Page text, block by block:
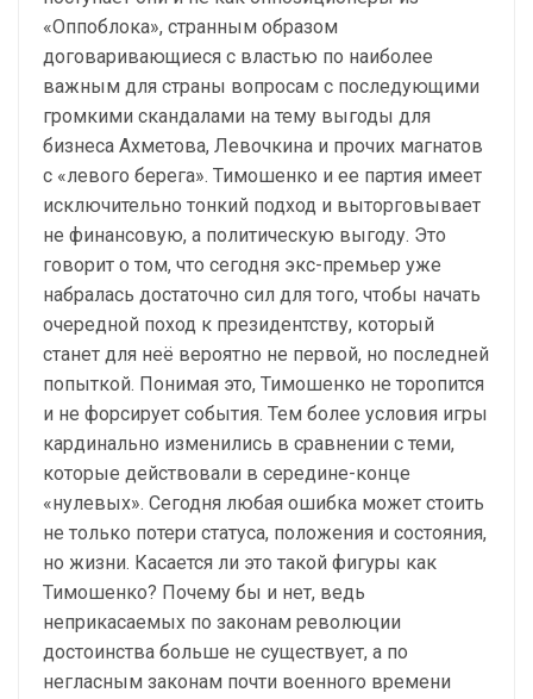
«Оппоблока», странным образом
договаривающиеся с властью по наиболее
важным для страны вопросам с последующими
громкими скандалами на тему выгоды для
бизнеса Ахметова, Левочкина и прочих магнатов
с «левого берега». Тимошенко и ее партия имеет
исключительно тонкий подход и выторговывает
не финансовую, а политическую выгоду. Это
говорит о том, что сегодня экс-премьер уже
набралась достаточно сил для того, чтобы начать
очередной поход к президентству, который
станет для неё вероятно не первой, но последней
попыткой. Понимая это, Тимошенко не торопится
и не форсирует события. Тем более условия игры
кардинально изменились в сравнении с теми,
которые действовали в середине-конце
«нулевых». Сегодня любая ошибка может стоить
не только потери статуса, положения и состояния,
но жизни. Касается ли это такой фигуры как
Тимошенко? Почему бы и нет, ведь
неприкасаемых по законам революции
достоинства больше не существует, а по
негласным законам почти военного времени